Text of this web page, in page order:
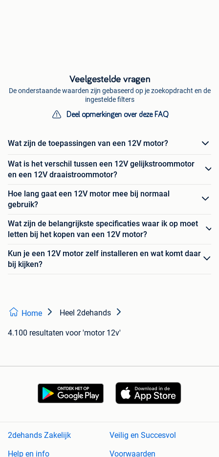
Veelgestelde vragen
De onderstaande waarden zijn gebaseerd op je zoekopdracht en de
ingestelde filters
Deel opmerkingen over deze FAQ
Wat zijn de toepassingen van een 12V motor?
Wat is het verschil tussen een 12V gelijkstroommotor
en een 12V draaistroommotor?
Hoe lang gaat een 12V motor mee bij normaal
gebruik?
Wat zijn de belangrijkste specificaties waar ik op moet
letten bij het kopen van een 12V motor?
Kun je een 12V motor zelf installeren en wat komt daar
bij kijken?
Home Heel 2dehands
4.100 resultaten voor 'motor 12v'
2dehands Zakelijk
Veilig en Succesvol
Help en info
Voorwaarden